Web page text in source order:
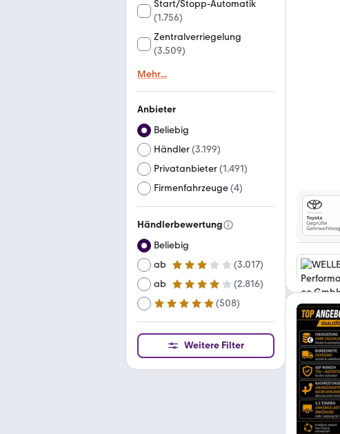
Start/Stopp-Automatik
(1.756)
Zentralverriegelung
(3.509)
Mehr...
Anbieter
Beliebig
Händler(3.199)
Privatanbieter(1.491)
Firmenfahrzeuge(4)
Händlerbewertung
Beliebig
ab
3 Sterne (3.017)
ab
4 Sterne (2.816)
ab
5 Sterne (508)
Weitere Filter